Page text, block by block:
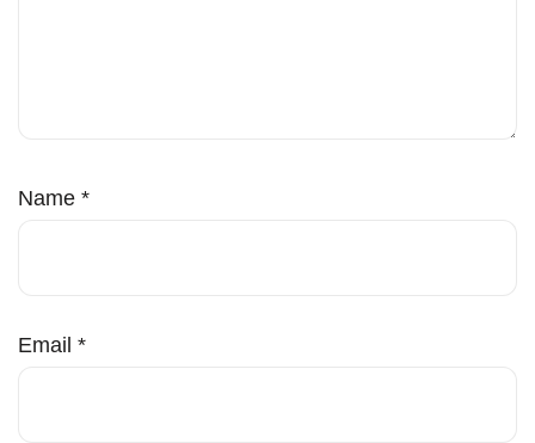
Name *
Email *